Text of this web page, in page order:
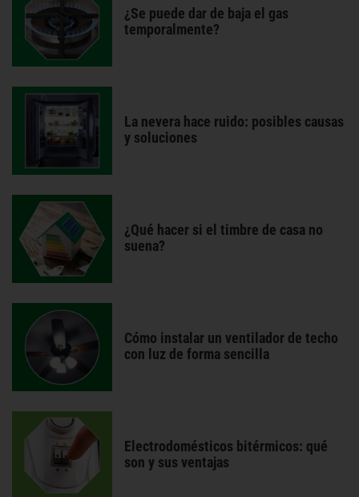
¿Se puede dar de baja el gas
temporalmente?
La nevera hace ruido: posibles causas
y soluciones
¿Qué hacer si el timbre de casa no
suena?
Cómo instalar un ventilador de techo
con luz de forma sencilla
Electrodomésticos bitérmicos: qué
son y sus ventajas